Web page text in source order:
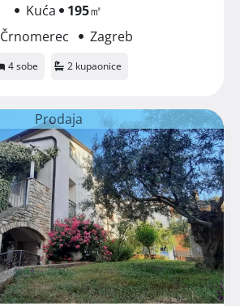
Kuća 195㎡
Črnomerec
Zagreb
4 sobe 2 kupaonice
Prodaja